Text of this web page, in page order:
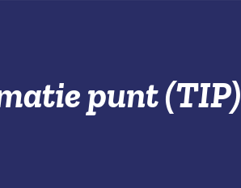
punt (TIP)